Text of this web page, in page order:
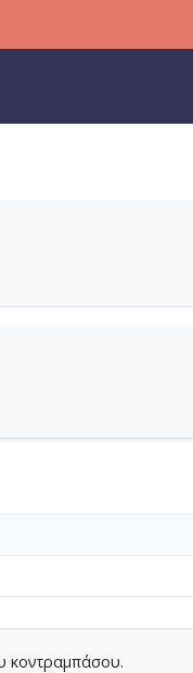
κοντραμπάσου.